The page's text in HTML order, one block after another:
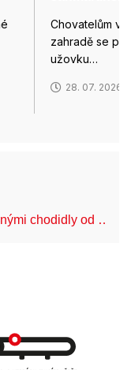
Chovatelům v
zahradě se
užovku…
28. 07. 2026
chodidly od …